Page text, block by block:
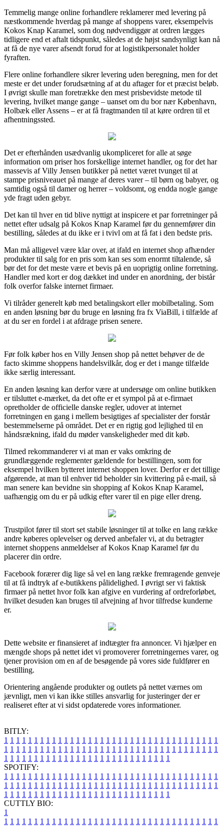
Temmelig mange online forhandlere reklamerer med levering på
næstkommende hverdag på mange af shoppens varer, eksempelvis
Kokos Knap Karamel, som dog nødvendiggør at ordren lægges
tidligere end et aftalt tidspunkt, således at de højst sandsynligt kan nå
at få de nye varer afsendt forud for at logistikpersonalet holder
fyraften.
Flere online forhandlere sikrer levering uden beregning, men for det
meste er det under forudsætning af at du aftager for et præcist beløb.
I øvrigt skulle man foretrække den mest prisbevidste metode til
levering, hvilket mange gange – uanset om du bor nær København,
Holbæk eller Assens – er at få fragtmanden til at køre ordren til et
afhentningssted.
Det er efterhånden usædvanlig ukompliceret for alle at søge
information om priser hos forskellige internet handler, og for det har
massevis af Villy Jensen butikker på nettet været tvunget til at
stampe prisniveauet på mange af deres varer – til børn og babyer, og
samtidig også til damer og herrer – voldsomt, og endda nogle gange
yde fragt uden gebyr.
Det kan til hver en tid blive nyttigt at inspicere et par forretninger på
nettet efter udsalg på Kokos Knap Karamel før du gennemfører din
bestilling, således at du ikke er i tvivl om at få fat i den bedste pris.
Man må alligevel være klar over, at ifald en internet shop afhænder
produkter til salg for en pris som kan ses som enormt tiltalende, så
bør det for det meste være et bevis på en uoprigtig online forretning.
Handler med kort er dog dækket ind under en anordning, der bistår
folk overfor falske internet firmaer.
Vi tilråder generelt køb med betalingskort eller mobilbetaling. Som
en anden løsning bør du bruge en løsning fra fx ViaBill, i tilfælde af
at du ser en fordel i at afdrage prisen senere.
Før folk køber hos en Villy Jensen shop på nettet behøver de de
facto skimme shoppens handelsvilkår, dog er det i mange tilfælde
ikke særlig interessant.
En anden løsning kan derfor være at undersøge om online butikken
er tilsluttet e-mærket, da det ofte er et sympol på at e-firmaet
opretholder de officielle danske regler, udover at internet
forretningen en gang i mellem besigtiges af specialister der forstår
bestemmelserne på området. Det er en rigtig god lejlighed til en
håndsrækning, ifald du møder vanskeligheder med dit køb.
Tilmed rekommanderer vi at man er vaks omkring de
grundlæggende reglementer gældende for bestillingen, som for
eksempel hvilken bytteret internet shoppen lover. Derfor er det tillige
afgørende, at man til enhver tid beholder sin kvittering på e-mail, så
man senere kan bevidne sin shopping af Kokos Knap Karamel,
uafhængig om du er på udkig efter varer til en pige eller dreng.
Trustpilot fører til stort set stabile løsninger til at tolke en lang række
andre køberes oplevelser og derved anbefaler vi, at du betragter
internet shoppens anmeldelser af Kokos Knap Karamel før du
placerer din ordre.
Facebook forærer dig lige så vel en lang række fremragende genveje
til at få indtryk af e-butikkens pålidelighed. I øvrigt ser vi faktisk
firmaer på nettet hvor folk kan afgive en vurdering af ordreforløbet,
hvilket desuden kan bruges til afvejning af hvor tilfredse kunderne
er.
Dette website er finansieret af indtægter fra annoncer. Vi hjælper en
mængde shops på nettet idet vi promoverer forretningernes varer, og
tjener provision om en af de besøgende på vores side fuldfører en
bestilling.
Orientering angående produkter og outlets på nettet værnes om
jævnligt, men vi kan ikke stilles ansvarlig for justeringer der er
realiseret efter at vi sidst opdaterede vores informationer.
BITLY:
1 1 1 1 1 1 1 1 1 1 1 1 1 1 1 1 1 1 1 1 1 1 1 1 1 1 1 1 1 1 1 1 1 1 1 1
1 1 1 1 1 1 1 1 1 1 1 1 1 1 1 1 1 1 1 1 1 1 1 1 1 1 1 1 1 1 1 1 1 1 1 1
1 1 1 1 1 1 1 1 1 1 1 1 1 1 1 1 1 1 1 1 1 1 1 1 1 1 1 1
SPOTIFY:
1 1 1 1 1 1 1 1 1 1 1 1 1 1 1 1 1 1 1 1 1 1 1 1 1 1 1 1 1 1 1 1 1 1 1 1
1 1 1 1 1 1 1 1 1 1 1 1 1 1 1 1 1 1 1 1 1 1 1 1 1 1 1 1 1 1 1 1 1 1 1 1
1 1 1 1 1 1 1 1 1 1 1 1 1 1 1 1 1 1 1 1 1 1 1 1 1 1 1 1
CUTTLY BIO:
1
1 1 1 1 1 1 1 1 1 1 1 1 1 1 1 1 1 1 1 1 1 1 1 1 1 1 1 1 1 1 1 1 1 1 1 1